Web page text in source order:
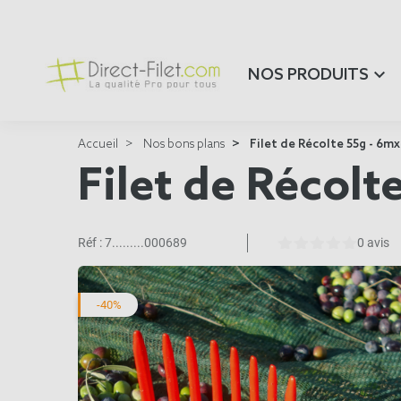
NOS PRODUITS
Accueil Nos bons plans Filet de Récolte 55g -
Filet de
Réf :7.........000689 0 avis
-40%